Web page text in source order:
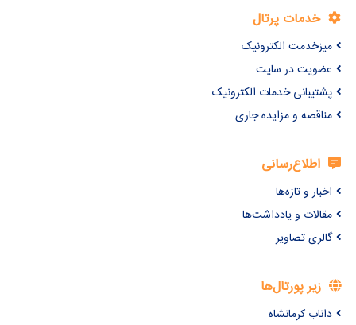
خدمات پرتال
میزخدمت الکترونیک
عضویت در سایت
پشتیبانی خدمات الکترونیک
مناقصه و مزایده جاری
اطلاع‌رسانی
اخبار و تازه‌ها
مقالات و یادداشت‌ها
گالری تصاویر
زیر پورتال‌ها
داناب کرمانشاه